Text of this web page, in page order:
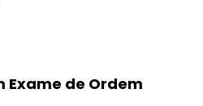
de Ordem